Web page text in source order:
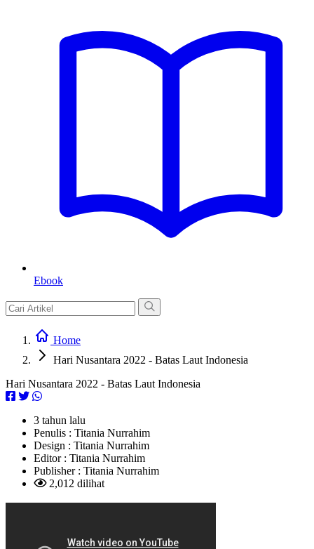
Ebook
Home
Hari Nusantara 2022 - Batas Laut Indonesia
Hari Nusantara 2022 - Batas Laut Indonesia
3 tahun lalu
Penulis : Titania Nurrahim
Design : Titania Nurrahim
Editor : Titania Nurrahim
Publisher : Titania Nurrahim
2,012 dilihat